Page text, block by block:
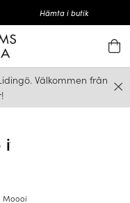
Hämta i butik
Välkommen från
Moooi